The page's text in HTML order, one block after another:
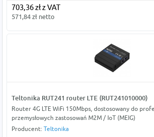
703,36 zł z VAT
571,84 zł netto
Teltonika RUT241 router LTE (RUT241010000)
Router 4G LTE WiFi 150Mbps, dostosowany do
przemysłowych zastosowań M2M / IoT (MEIG)
Producent: Teltonika